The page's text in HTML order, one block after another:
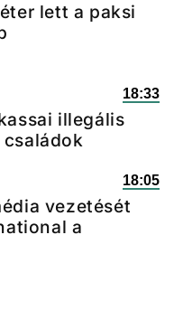
lett a paksi
18:33
illegális
18:05
vezetését
a